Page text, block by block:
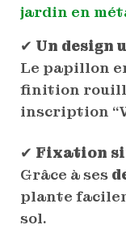
jardin en
✔ Un design
Le papillon
finition
inscription
✔ Fixation
Grâce à ses
plante
sol.